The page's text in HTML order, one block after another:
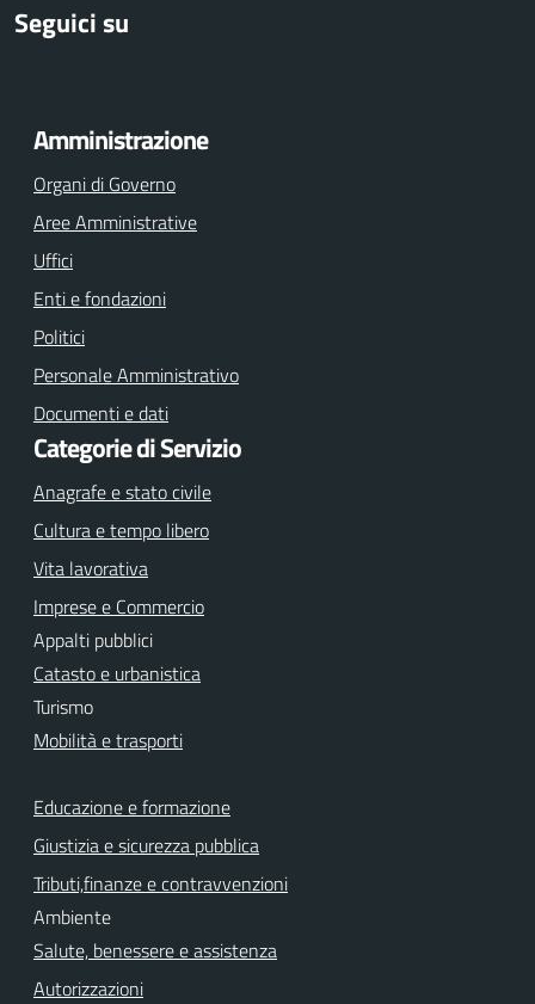
Seguici su
e
b
o
k
Amministrazione
Organi di Governo
Aree Amministrative
Uffici
Enti e fondazioni
Politici
Personale Amministrativo
Documenti e dati
Categorie di Servizio
Anagrafe e stato civile
Cultura e tempo libero
Vita lavorativa
Imprese e Commercio
Appalti pubblici
Catasto e urbanistica
Turismo
Mobilità e trasporti
Educazione e formazione
Giustizia e sicurezza pubblica
Tributi,finanze e contravvenzioni
Ambiente
Salute, benessere e assistenza
Autorizzazioni